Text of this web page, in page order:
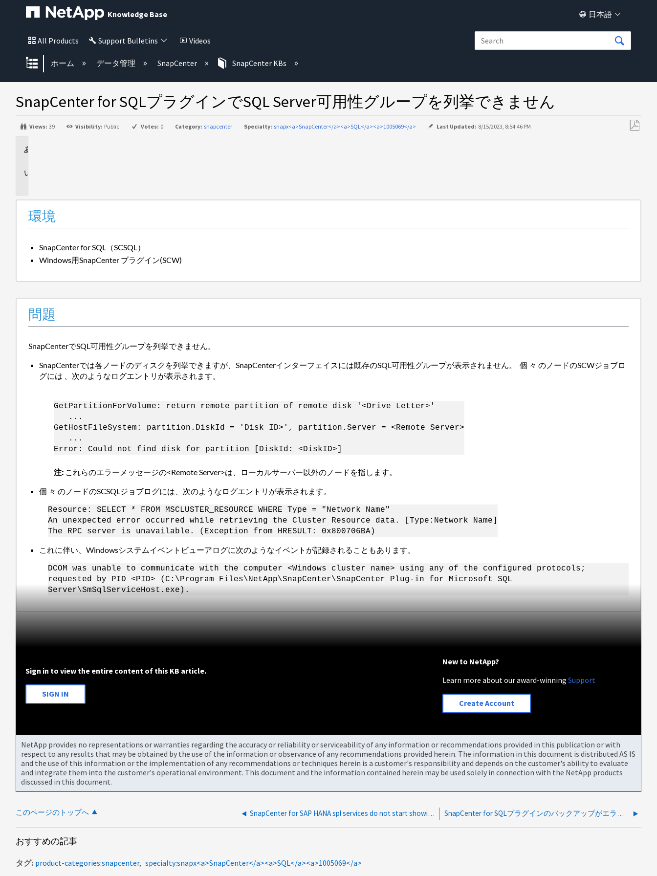
Knowledge Base 日本語
All Products Support Bulletins Videos
グローバル階層を展開/折りたたむ
ホーム データ管理 SnapCenter SnapCenter KBs
SnapCenter for SQLプラグインでSQL Server可用性グループを列挙できません
Views: 39 Visibility: Public Votes: 0 Category: snapcenter Specialty: snapx<a>SnapCenter</a><a>SQL</a><a>1005069</a> Last Updated: 8/15/2023, 8:54:46 PM
環境
SnapCenter for SQL（SCSQL）
Windows用SnapCenter プラグイン(SCW)
問題
SnapCenterでSQL可用性グループを列挙できません。
SnapCenterでは各ノードのディスクを列挙できますが、SnapCenterインターフェイスには既存のSQL可用性グループが表示されません。 個 々 のノードのSCWジョブロ
グには 、次のようなログエントリが表示されます。
GetPartitionForVolume: return remote partition of remote disk '<Drive Letter>'
...
GetHostFileSystem: partition.DiskId = 'Disk ID>', partition.Server = <Remote Server>
...
Error: Could not find disk for partition [DiskId: <DiskID>]
注: これらのエラーメッセージの<Remote Server>は、ローカルサーバー以外のノードを指します。
個 々 のノードのSCSQLジョブログには、次のようなログエントリが表示されます。
Resource: SELECT * FROM MSCLUSTER_RESOURCE WHERE Type = "Network Name"
An unexpected error occurred while retrieving the Cluster Resource data. [Type:Network Name]
The RPC server is unavailable. (Exception from HRESULT: 0x800706BA)
これに伴い、Windowsシステムイベントビューアログに次のようなイベントが記録されることもあります。
DCOM was unable to communicate with the computer <Windows cluster name> using any of the configured protocols;
requested by PID <PID> (C:\Program Files\NetApp\SnapCenter\SnapCenter Plug-in for Microsoft SQL
Server\SmSqlServiceHost.exe).
Sign in to view the entire content of this KB article.
SIGN IN
New to NetApp?
Learn more about our award-winningSupport
Create Account
NetApp provides no representations or warranties regarding the accuracy or reliability or serviceability of any information or recommendations provided in this publication or with
respect to any results that may be obtained by the use of the information or observance of any recommendations provided herein. The information in this document is distributed AS IS
and the use of this information or the implementation of any recommendations or techniques herein is a customer's responsibility and depends on the customer's ability to evaluate
and integrate them into the customer's operational environment. This document and the information contained herein may be used solely in connection with the NetApp products
discussed in this document.
このページのトップへ SnapCenter for SAP HANA spl services do not start showing SCC_PORT：command not found SnapCenter for SQLプラグインのバックアップがエラー「backup log is not allowed while the recovery model is simple」で失敗する
おすすめの記事
タグ product-categories:snapcenter specialty:snapx<a>SnapCenter</a><a>SQL</a><a>1005069</a>